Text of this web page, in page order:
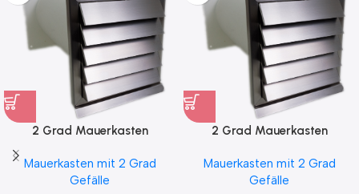
2 Grad Mauerkasten
Kondensatablauf auch mit
Blower Door Test und
Mauerkasten mit 2 Grad
Gefälle
2 Grad Mauerkasten
Kondensatablauf für
Klimageräte Ø150 2Grad
Mauerkasten mit 2 Grad
Gefälle